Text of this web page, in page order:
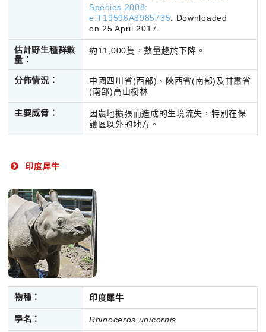
Species 2008:
e.T19596A8985735
Downloaded
on 25 April 2017.
估計野生種群數
量：
約11,000隻，數量趨於下降。
分佈情況：
中國四川省(西部)、陝西省(南部)及甘肅省
(南部)高山樹林
主要威脅：
因農地擴張而造成的生境流失，特別在保
護區以外的地方。
印度犀牛
物種： 印度犀牛
學名： Rhinoceros unicornis